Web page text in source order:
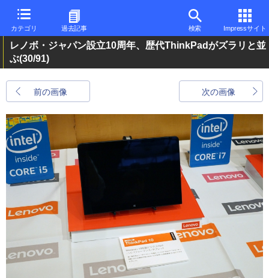
カテゴリ 過去記事 検索 Impressサイト
レノボ・ジャパン設立10周年、歴代ThinkPadがズラリと並
ぶ(30/91)
前の画像 次の画像